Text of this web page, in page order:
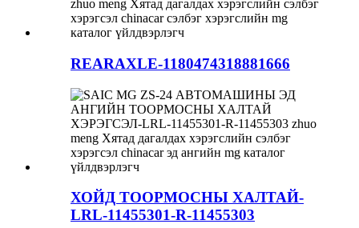
REARAXLE-1180474318881666
ХОЙД ТООРМОСНЫ ХАЛТАЙ-
LRL-11455301-R-11455303